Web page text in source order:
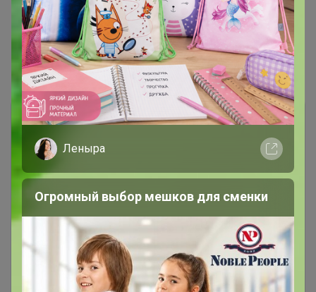
1 2
Показаны записи1-10 20.
Чтобы ответить или задать вопрос
необходимо авторизоваться на сайте
Это займет меньше минуты
Леныра
Огромный выбор мешков для сменки